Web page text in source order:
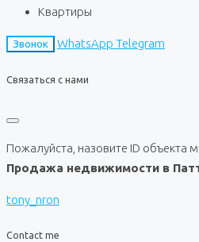
Квартиры
Звонок WhatsApp Telegram
Связаться с нами
Пожалуйста, назовите ID объекта
Продажа недвижимости в
tony_nron
Contact me